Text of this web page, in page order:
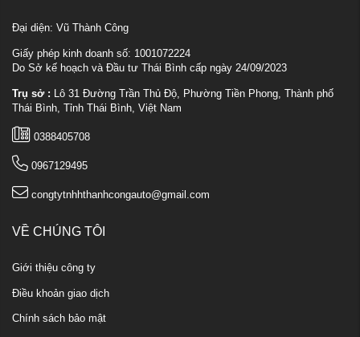
Đại diện: Vũ Thành Công
Giấy phép kinh doanh số: 1001072224
Do Sở kế hoạch và Đầu tư Thái Bình cấp ngày 24/09/2023
Trụ sở : Lô 31 Đường Trần Thủ Độ, Phường Tiền Phong, Thành phố
Thái Bình, Tỉnh Thái Bình, Việt Nam
0388405708
0967129495
congtytnhhthanhcongauto@gmail.com
VỀ CHÚNG TÔI
Giới thiệu công ty
Điều khoản giao dịch
Chính sách bảo mật